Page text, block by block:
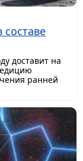
доставит на
ранней